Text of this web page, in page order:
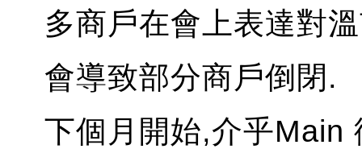
多商戶在會上表達對
會導致部分商戶倒閉.
下個月開始,介乎Main